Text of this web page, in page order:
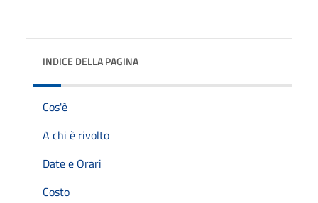
INDICE DELLA PAGINA
Cos'è
A chi è rivolto
Date e Orari
Costo